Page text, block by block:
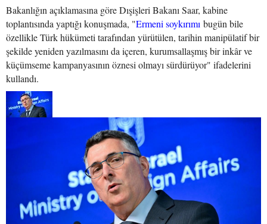
Bakanlığın açıklamasına göre Dışişleri Bakanı Saar, kabine
toplantısında yaptığı konuşmada, "Ermeni soykırımı bugün bile
özellikle Türk hükümeti tarafından yürütülen, tarihin manipülatif bir
şekilde yeniden yazılmasını da içeren, kurumsallaşmış bir inkâr ve
küçümseme kampanyasının öznesi olmayı sürdürüyor" ifadelerini
kullandı.